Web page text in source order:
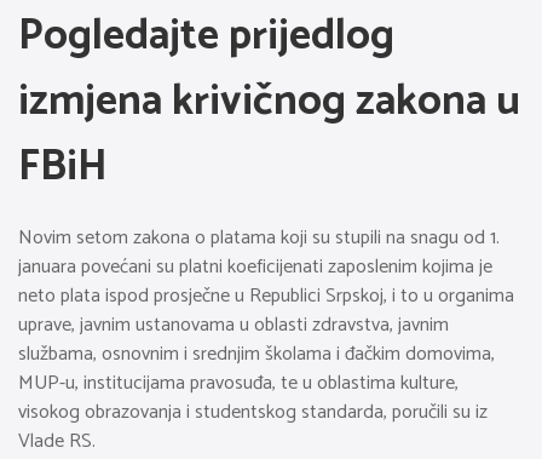
Pogledajte prijedlog
izmjena krivičnog zakona u
FBiH
Novim setom zakona o platama koji su stupili na snagu od 1.
januara povećani su platni koeficijenati zaposlenim kojima je
neto plata ispod prosječne u Republici Srpskoj, i to u organima
uprave, javnim ustanovama u oblasti zdravstva, javnim
službama, osnovnim i srednjim školama i đačkim domovima,
MUP-u, institucijama pravosuđa, te u oblastima kulture,
visokog obrazovanja i studentskog standarda, poručili su iz
Vlade RS.